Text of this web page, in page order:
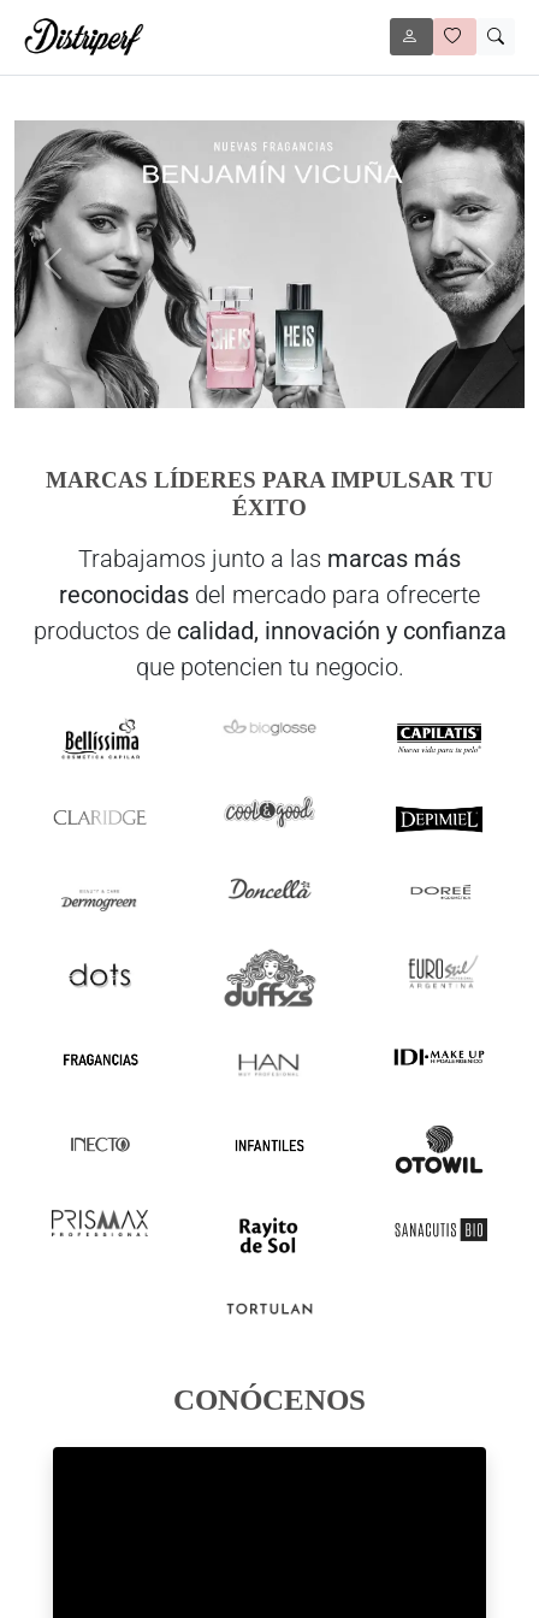
Anterior
MARCAS LÍDERES PARA IMPULSAR TU
ÉXITO
Trabajamos junto a las marcas más
reconocidas del mercado para ofrecerte
productos de calidad, innovación y confianza
que potencien tu negocio.
CONÓCENOS